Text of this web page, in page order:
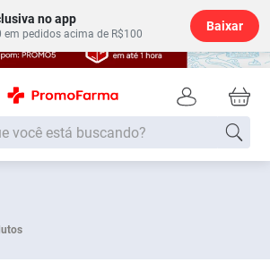
no app
em pedidos acima de R$100
Baixar